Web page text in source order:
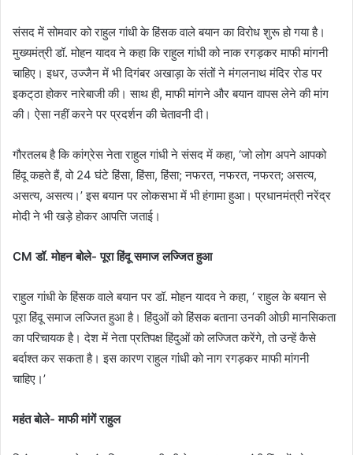
संसद में सोमवार को राहुल गांधी के हिंसक वाले बयान का विरोध शुरू हो गया है।
मुख्यमंत्री डॉ. मोहन यादव ने कहा कि राहुल गांधी को नाक रगड़कर माफी मांगनी
चाहिए। इधर, उज्जैन में भी दिगंबर अखाड़ा के संतों ने मंगलनाथ मंदिर रोड पर
इकट्‌ठा होकर नारेबाजी की। साथ ही, माफी मांगने और बयान वापस लेने की मांग
की। ऐसा नहीं करने पर प्रदर्शन की चेतावनी दी।
गौरतलब है कि कांग्रेस नेता राहुल गांधी ने संसद में कहा, ‘जो लोग अपने आपको
हिंदू कहते हैं, वो 24 घंटे हिंसा, हिंसा, हिंसा; नफरत, नफरत, नफरत; असत्य,
असत्य, असत्य।’ इस बयान पर लोकसभा में भी हंगामा हुआ। प्रधानमंत्री नरेंद्र
मोदी ने भी खड़े होकर आपत्ति जताई।
CM डॉ. मोहन बोले- पूरा हिंदू समाज लज्जित हुआ
राहुल गांधी के हिंसक वाले बयान पर डॉ. मोहन यादव ने कहा, ‘ राहुल के बयान से
पूरा हिंदू समाज लज्जित हुआ है। हिंदुओं को हिंसक बताना उनकी ओछी मानसिकता
का परिचायक है। देश में नेता प्रतिपक्ष हिंदुओं को लज्जित करेंगे, तो उन्हें कैसे
बर्दाश्त कर सकता है। इस कारण राहुल गांधी को नाग रगड़कर माफी मांगनी
चाहिए।’
महंत बोले- माफी मांगें राहुल